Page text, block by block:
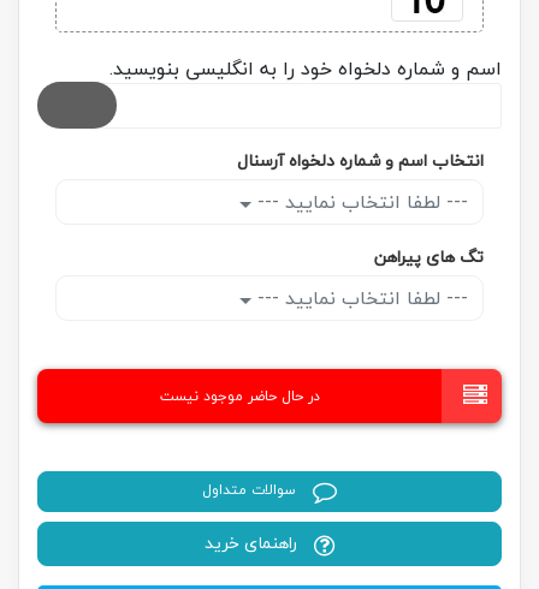
اسم و شماره دلخواه خود را به انگلیسی بنویسید.
انتخاب اسم و شماره دلخواه آرسنال
--- لطفا انتخاب نمایید ---
تگ های پیراهن
--- لطفا انتخاب نمایید ---
در حال حاضر موجود نیست
سوالات متداول
راهنمای خرید